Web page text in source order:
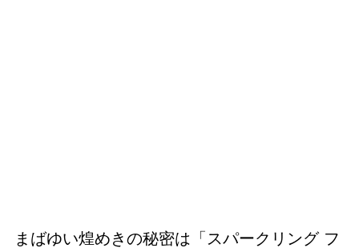
まばゆい煌めきの秘密は「スパークリング フ